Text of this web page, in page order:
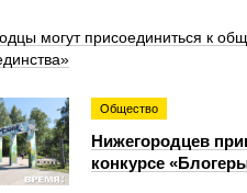
могут присоединиться к
Общество
Нижегородцев
конкурсе